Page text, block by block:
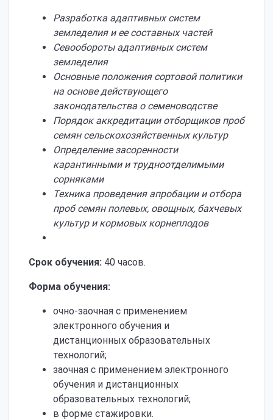
Разработка адаптивных систем
земледелия и ее составных частей
Севообороты адаптивных систем
земледелия
Основные положения сортовой политики
на основе действующего
законодательства о семеноводстве
Порядок аккредитации отборщиков проб
семян сельскохозяйственных культур
Определение засоренности
карантинными и трудноотделимыми
сорняками
Техника проведения апробации и отбора
проб семян полевых, овощных, бахчевых
культур и кормовых корнеплодов
Срок обучения: 40 часов.
Форма обучения:
очно-заочная с применением
электронного обучения и
дистанционных образовательных
технологий;
заочная с применением электронного
обучения и дистанционных
образовательных технологий;
в форме стажировки.